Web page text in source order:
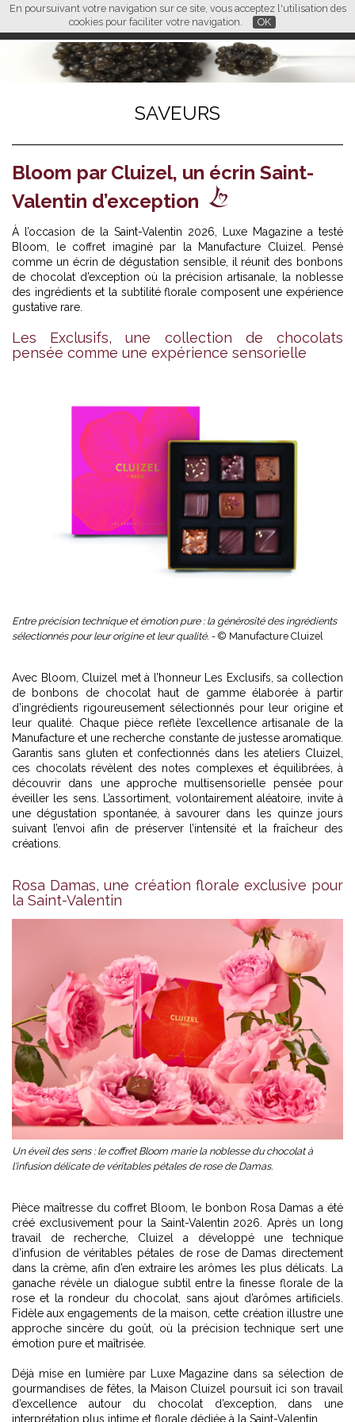
En poursuivant votre navigation sur ce site, vous acceptez l'utilisation des
cookies pour faciliter votre navigation.
OK
FR EN CN
L M
SAVEURS
Bloom par Cluizel, un écrin Saint-
Valentin d’exception
À l’occasion de la Saint-Valentin 2026, Luxe Magazine a testé
Bloom, le coffret imaginé par la Manufacture Cluizel. Pensé
comme un écrin de dégustation sensible, il réunit des bonbons
de chocolat d’exception où la précision artisanale, la noblesse
des ingrédients et la subtilité florale composent une expérience
gustative rare.
Les Exclusifs, une collection de chocolats
pensée comme une expérience sensorielle
Entre précision technique et émotion pure : la générosité des ingrédients
sélectionnés pour leur origine et leur qualité. - © Manufacture Cluizel
Avec Bloom, Cluizel met à l’honneur Les Exclusifs, sa collection
de bonbons de chocolat haut de gamme élaborée à partir
d’ingrédients rigoureusement sélectionnés pour leur origine et
leur qualité. Chaque pièce reflète l’excellence artisanale de la
Manufacture et une recherche constante de justesse aromatique.
Garantis sans gluten et confectionnés dans les ateliers Cluizel,
ces chocolats révèlent des notes complexes et équilibrées, à
découvrir dans une approche multisensorielle pensée pour
éveiller les sens. L’assortiment, volontairement aléatoire, invite à
une dégustation spontanée, à savourer dans les quinze jours
suivant l’envoi afin de préserver l’intensité et la fraîcheur des
créations.
Rosa Damas, une création florale exclusive pour
la Saint-Valentin
Un éveil des sens : le coffret Bloom marie la noblesse du chocolat à
l'infusion délicate de véritables pétales de rose de Damas.
Pièce maîtresse du coffret Bloom, le bonbon Rosa Damas a été
créé exclusivement pour la Saint-Valentin 2026. Après un long
travail de recherche, Cluizel a développé une technique
d’infusion de véritables pétales de rose de Damas directement
dans la crème, afin d’en extraire les arômes les plus délicats. La
ganache révèle un dialogue subtil entre la finesse florale de la
rose et la rondeur du chocolat, sans ajout d’arômes artificiels.
Fidèle aux engagements de la maison, cette création illustre une
approche sincère du goût, où la précision technique sert une
émotion pure et maîtrisée.
Déjà mise en lumière par Luxe Magazine dans sasélection de
gourmandises de fêtes, la Maison Cluizel poursuit ici son travail
d’excellence autour du chocolat d’exception, dans une
interprétation plus intime et florale dédiée à la Saint-Valentin